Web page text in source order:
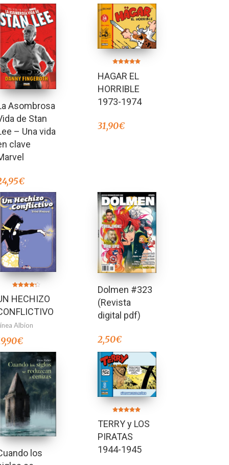
Asombrosa
de Stan
– Una vida
clave
€
5.00
de 5
HAGAR EL
HORRIBLE
1973-1974
31,90€
4.25
de 5
HECHIZO
Albion
€
Dolmen #323
(Revista
digital pdf)
2,50€
los
5.00
de 5
TERRY y LOS
PIRATAS
1944-1945